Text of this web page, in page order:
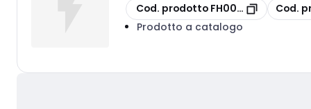
copia
Cod. prodotto FH00517935copia
Cod.
Prodotto a catalogo